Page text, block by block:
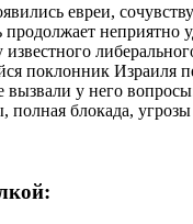
евреи,
продолжает неприятно
известного
поклонник Израиля
вызвали у него
полная блокада,